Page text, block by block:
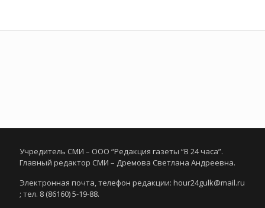
Учредитель СМИ – ООО “Редакция газеты “В 24 часа”.
Главный редактор СМИ – Дремова Светлана Андреевна.
Электронная почта, телефон редакции: hour24gulk@mail.ru
; тел. 8 (86160) 5-19-88.